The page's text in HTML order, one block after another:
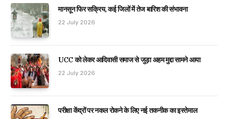
मानसून फिर सक्रिय, कई जिलों में तेज बारिश की संभावना
22 July 2026
UCC को लेकर आदिवासी समाज से जुड़ा अहम मुद्दा सामने आया
22 July 2026
परीक्षा केंद्रों पर नकल रोकने के लिए नई तकनीक का इस्तेमाल